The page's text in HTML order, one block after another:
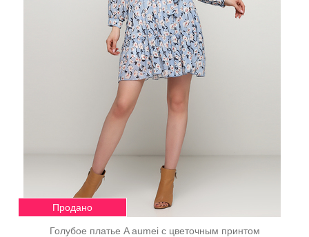
Голубое платье A aumei с цветочным принтом
Продано